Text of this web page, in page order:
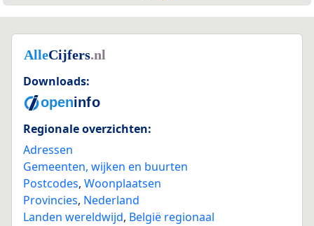
Downloads:
Regionale overzichten:
Adressen
Gemeenten, wijken en buurten
Postcodes, Woonplaatsen
Provincies, Nederland
Landen wereldwijd, België regionaal